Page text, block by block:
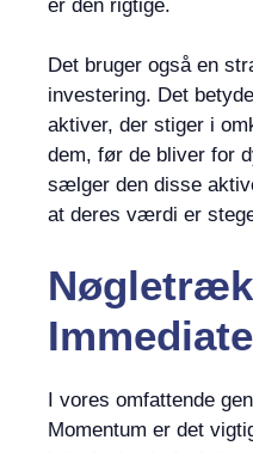
er den rigtige.
Det bruger også en
investering. Det
aktiver, der stiger i
dem, før de bliver for
sælger den disse
at deres værdi er
I vores omfattende
Momentum er det